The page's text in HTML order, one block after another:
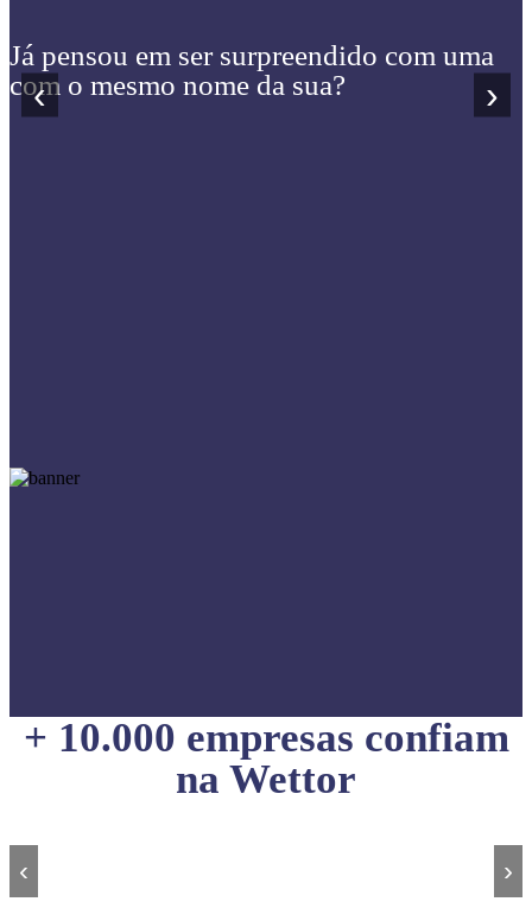
Já pensou em ser surpreendido com uma
com o mesmo nome da sua?
‹ ›
+ 10.000 empresas confiam
na Wettor
‹ ›